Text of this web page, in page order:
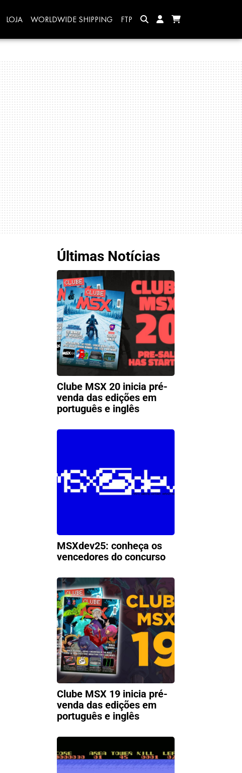
LOJA WORLDWIDE SHIPPING FTP
Últimas Notícias
Clube MSX 20 inicia pré-
venda das edições em
português e inglês
MSXdev25: conheça os
vencedores do concurso
Clube MSX 19 inicia pré-
venda das edições em
português e inglês